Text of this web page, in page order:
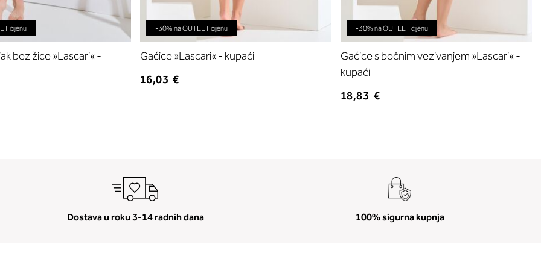
cijenu
bez žice »Lascari« -
-30% na OUTLET cijenu
Gaćice »Lascari« - kupaći
16,03 €
-30% na OUTLET cijenu
Gaćice s bočnim vezivanjem »Lascari« -
kupaći
18,83 €
Dostava u roku 3-14 radnih dana 100% sigurna kupnja